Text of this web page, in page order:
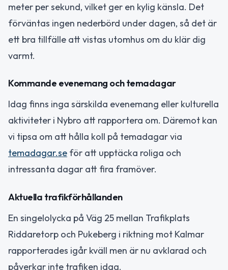
meter per sekund, vilket ger en kylig känsla. Det
förväntas ingen nederbörd under dagen, så det är
ett bra tillfälle att vistas utomhus om du klär dig
varmt.
Kommande evenemang och temadagar
Idag finns inga särskilda evenemang eller kulturella
aktiviteter i Nybro att rapportera om. Däremot kan
vi tipsa om att hålla koll på temadagar via
temadagar.se för att upptäcka roliga och
intressanta dagar att fira framöver.
Aktuella trafikförhållanden
En singelolycka på Väg 25 mellan Trafikplats
Riddaretorp och Pukeberg i riktning mot Kalmar
rapporterades igår kväll men är nu avklarad och
påverkar inte trafiken idag.